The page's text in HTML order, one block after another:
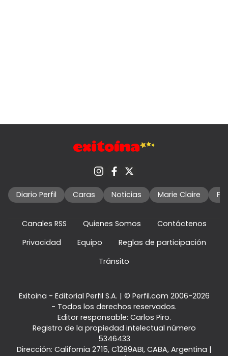
Diario Perfil Caras Noticias Marie Claire
Canales RSS Quienes Somos
Contáctenos
Privacidad
Equipo
Reglas de participación
Tránsito
Exitoina - Editorial Perfil S.A. | © Perfil.com 2006-2026
- Todos los derechos reservados.
Editor responsable: Carlos Piro.
Registro de la propiedad intelectual número
5346433
Dirección: California 2715, C1289ABI, CABA, Argentina |